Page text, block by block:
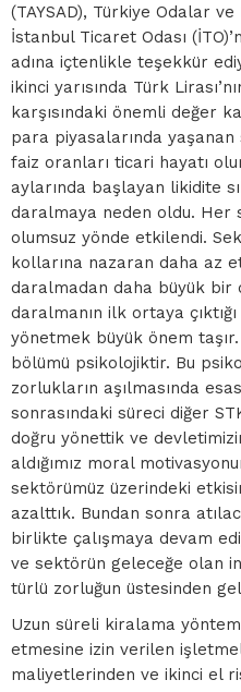
(TAYSAD), Türkiye Odalar
İstanbul Ticaret Odası
adına içtenlikle teşekkür
ikinci yarısında Türk
karşısındaki önemli değer
para piyasalarında yaşanan
faiz oranları ticari hayatı
aylarında başlayan likidite
daralmaya neden oldu. Her
olumsuz yönde etkilendi.
kollarına nazaran daha az
daralmadan daha büyük bir
daralmanın ilk ortaya
yönetmek büyük önem
bölümü psikolojiktir. Bu
zorlukların aşılmasında
sonrasındaki süreci diğer
doğru yönettik ve
aldığımız moral
sektörümüz üzerindeki
azalttık. Bundan sonra
birlikte çalışmaya devam
ve sektörün geleceğe olan
türlü zorluğun üstesinden
Uzun süreli kiralama
etmesine izin verilen
maliyetlerinden ve ikinci el